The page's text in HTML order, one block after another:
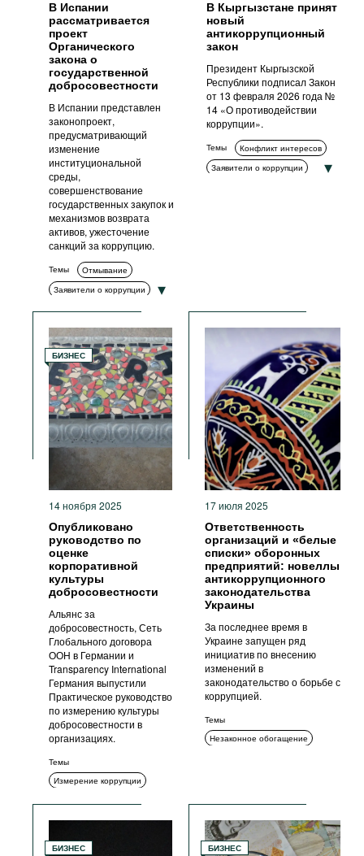
В Испании
рассматривается
проект
Органического
закона о
государственной
добросовестности
В Испании представлен
законопроект,
предусматривающий
изменение
институциональной
среды,
совершенствование
государственных закупок и
механизмов возврата
активов, ужесточение
санкций за коррупцию.
Темы
Отмывание
Заявители о коррупции
Измерение коррупции
Комплаенс
Возврат активов
Коррупция в сфере
государственных закупок
Гражданское общество
Антикоррупционные органы
ИКТ
Меры ответственности
Антикоррупционные
политики и стратегии
В Кыргызстане принят
новый
антикоррупционный
закон
Президент Кыргызской
Республики подписал Закон
от 13 февраля 2026 года №
14 «О противодействии
коррупции».
Темы
Конфликт интересов
Заявители о коррупции
БИЗНЕС
14 ноября 2025
Опубликовано
руководство по
оценке
корпоративной
культуры
добросовестности
Альянс за
добросовестность, Сеть
Глобального договора
ООН в Германии и
Transparency International
Германия выпустили
Практическое руководство
по измерению культуры
добросовестности в
организациях.
Темы
Измерение коррупции
17 июля 2025
Ответственность
организаций и «белые
списки» оборонных
предприятий: новеллы
антикоррупционного
законодательства
Украины
За последнее время в
Украине запущен ряд
инициатив по внесению
изменений в
законодательство о борьбе с
коррупцией.
Темы
Незаконное обогащение
государственных закупок
Подкуп ИДЛ
Меры ответственности
БИЗНЕС БИЗНЕС